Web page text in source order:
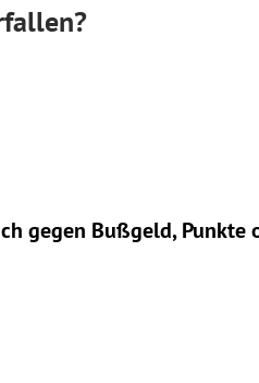
gegen Bußgeld, Punkte